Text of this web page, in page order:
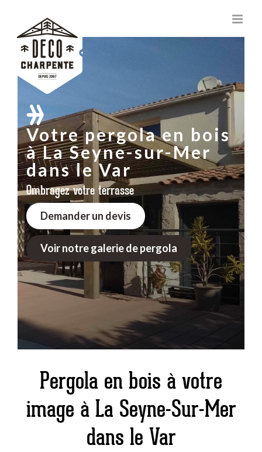
contenu
Votre pergola en bois
à La Seyne-sur-Mer
dans le Var
Ombragez votre terrasse
Demander un devis
Voir notre galerie de pergola
Pergola en bois à votre
image à La Seyne-Sur-Mer
dans le Var